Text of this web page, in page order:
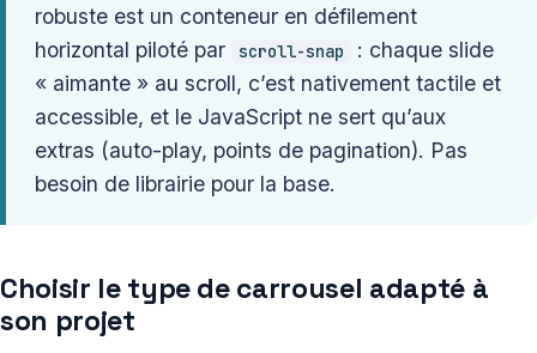
robuste est un conteneur en défilement
horizontal piloté par
scroll-snap
: chaque slide
« aimante » au scroll, c’est nativement tactile et
accessible, et le JavaScript ne sert qu’aux
extras (auto-play, points de pagination). Pas
besoin de librairie pour la base.
Choisir le type de carrousel adapté à
son projet